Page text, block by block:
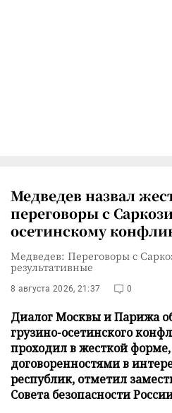
Медведев назвал
переговоры с
осетинскому
Медведев: Переговоры с
результативные
8 августа 2026, 21:37 0
Диалог Москвы и Парижа
грузино-осетинского
проходил в жесткой
договоренностями в
республик, отметил
Совета безопасности